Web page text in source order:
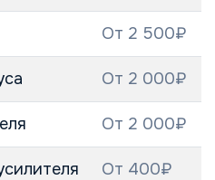
От 2 500₽
От 2 000₽
От 2 000₽
От 400₽